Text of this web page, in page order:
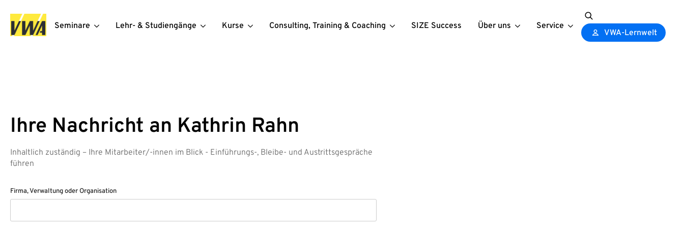
Seminare Lehr- & Studiengänge Kurse Consulting, Training & Coaching SIZE Success Über uns Service
Search
for:
VWA-Lernwelt
Ihre Nachricht an Kathrin Rahn
Inhaltlich zuständig – Ihre Mitarbeiter/-innen im Blick - Einführungs-, Bleibe- und Austrittsgespräche
führen
Firma, Verwaltung oder Organisation